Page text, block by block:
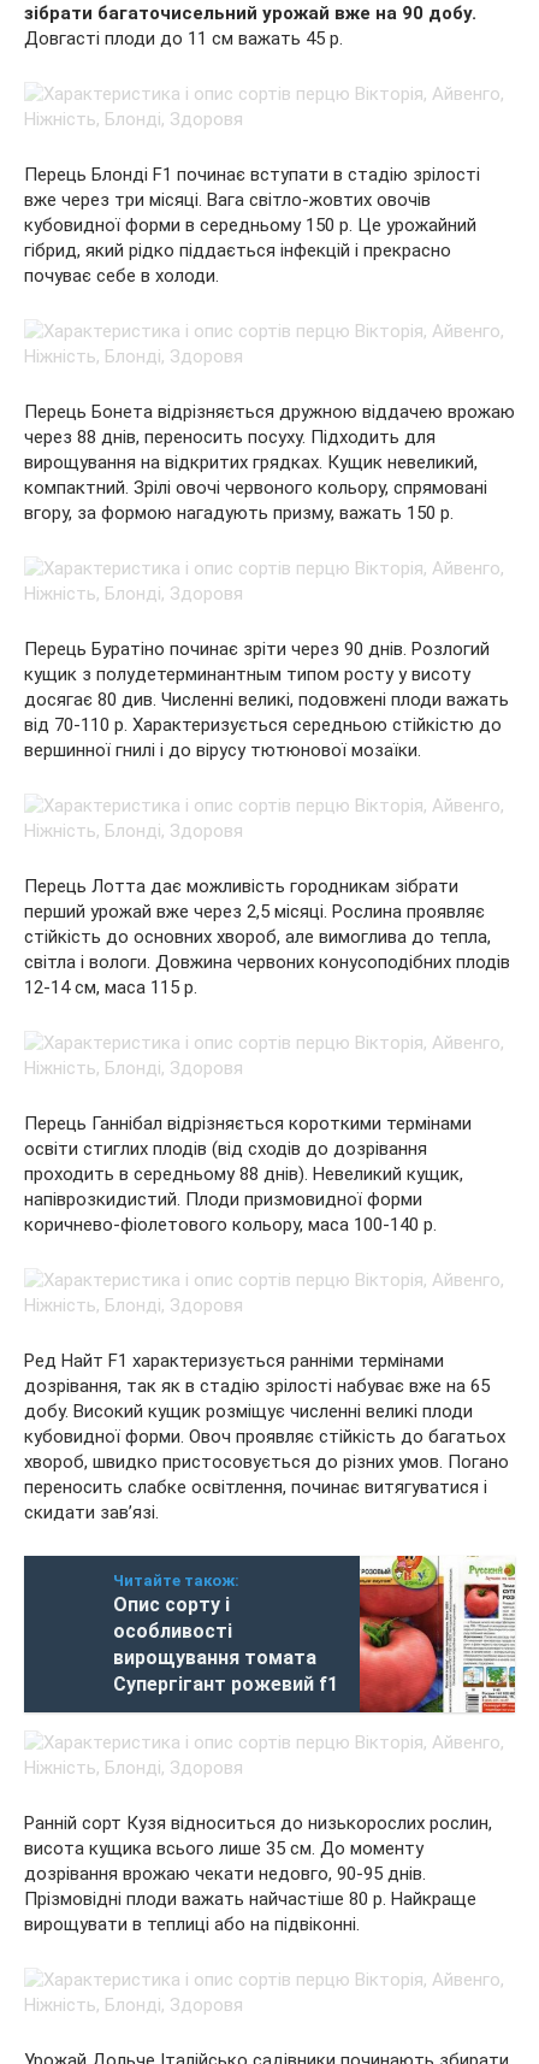
зібрати багаточисельний урожай вже на 90 добу.
Довгасті плоди до 11 см важать 45 р.
Перець Блонді F1 починає вступати в стадію зрілості
вже через три місяці. Вага світло-жовтих овочів
кубовидної форми в середньому 150 р. Це урожайний
гібрид, який рідко піддається інфекцій і прекрасно
почуває себе в холоди.
Перець Бонета відрізняється дружною віддачею врожаю
через 88 днів, переносить посуху. Підходить для
вирощування на відкритих грядках. Кущик невеликий,
компактний. Зрілі овочі червоного кольору, спрямовані
вгору, за формою нагадують призму, важать 150 р.
Перець Буратіно починає зріти через 90 днів. Розлогий
кущик з полудетерминантным типом росту у висоту
досягає 80 див. Численні великі, подовжені плоди важать
від 70-110 р. Характеризується середньою стійкістю до
вершинної гнилі і до вірусу тютюнової мозаїки.
Перець Лотта дає можливість городникам зібрати
перший урожай вже через 2,5 місяці. Рослина проявляє
стійкість до основних хвороб, але вимоглива до тепла,
світла і вологи. Довжина червоних конусоподібних плодів
12-14 см, маса 115 р.
Перець Ганнібал відрізняється короткими термінами
освіти стиглих плодів (від сходів до дозрівання
проходить в середньому 88 днів). Невеликий кущик,
напіврозкидистий. Плоди призмовидної форми
коричнево-фіолетового кольору, маса 100-140 р.
Ред Найт F1 характеризується ранніми термінами
дозрівання, так як в стадію зрілості набуває вже на 65
добу. Високий кущик розміщує численні великі плоди
кубовидної форми. Овоч проявляє стійкість до багатьох
хвороб, швидко пристосовується до різних умов. Погано
переносить слабке освітлення, починає витягуватися і
скидати зав’язі.
Читайте також:
Опис сорту і
особливості
вирощування томата
Супергігант рожевий f1
Ранній сорт Кузя відноситься до низькорослих рослин,
висота кущика всього лише 35 см. До моменту
дозрівання врожаю чекати недовго, 90-95 днів.
Прізмовідні плоди важать найчастіше 80 р. Найкраще
вирощувати в теплиці або на підвіконні.